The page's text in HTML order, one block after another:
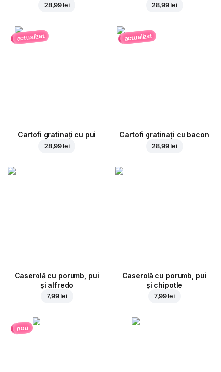
28,99 lei 28,99 lei
actualizat
Cartofi gratinați cu pui
28,99 lei
actualizat
Cartofi gratinați cu bacon
28,99 lei
Caserolă cu porumb, pui
și alfredo
7,99 lei
Caserolă cu porumb, pui
și chipotle
7,99 lei
nou